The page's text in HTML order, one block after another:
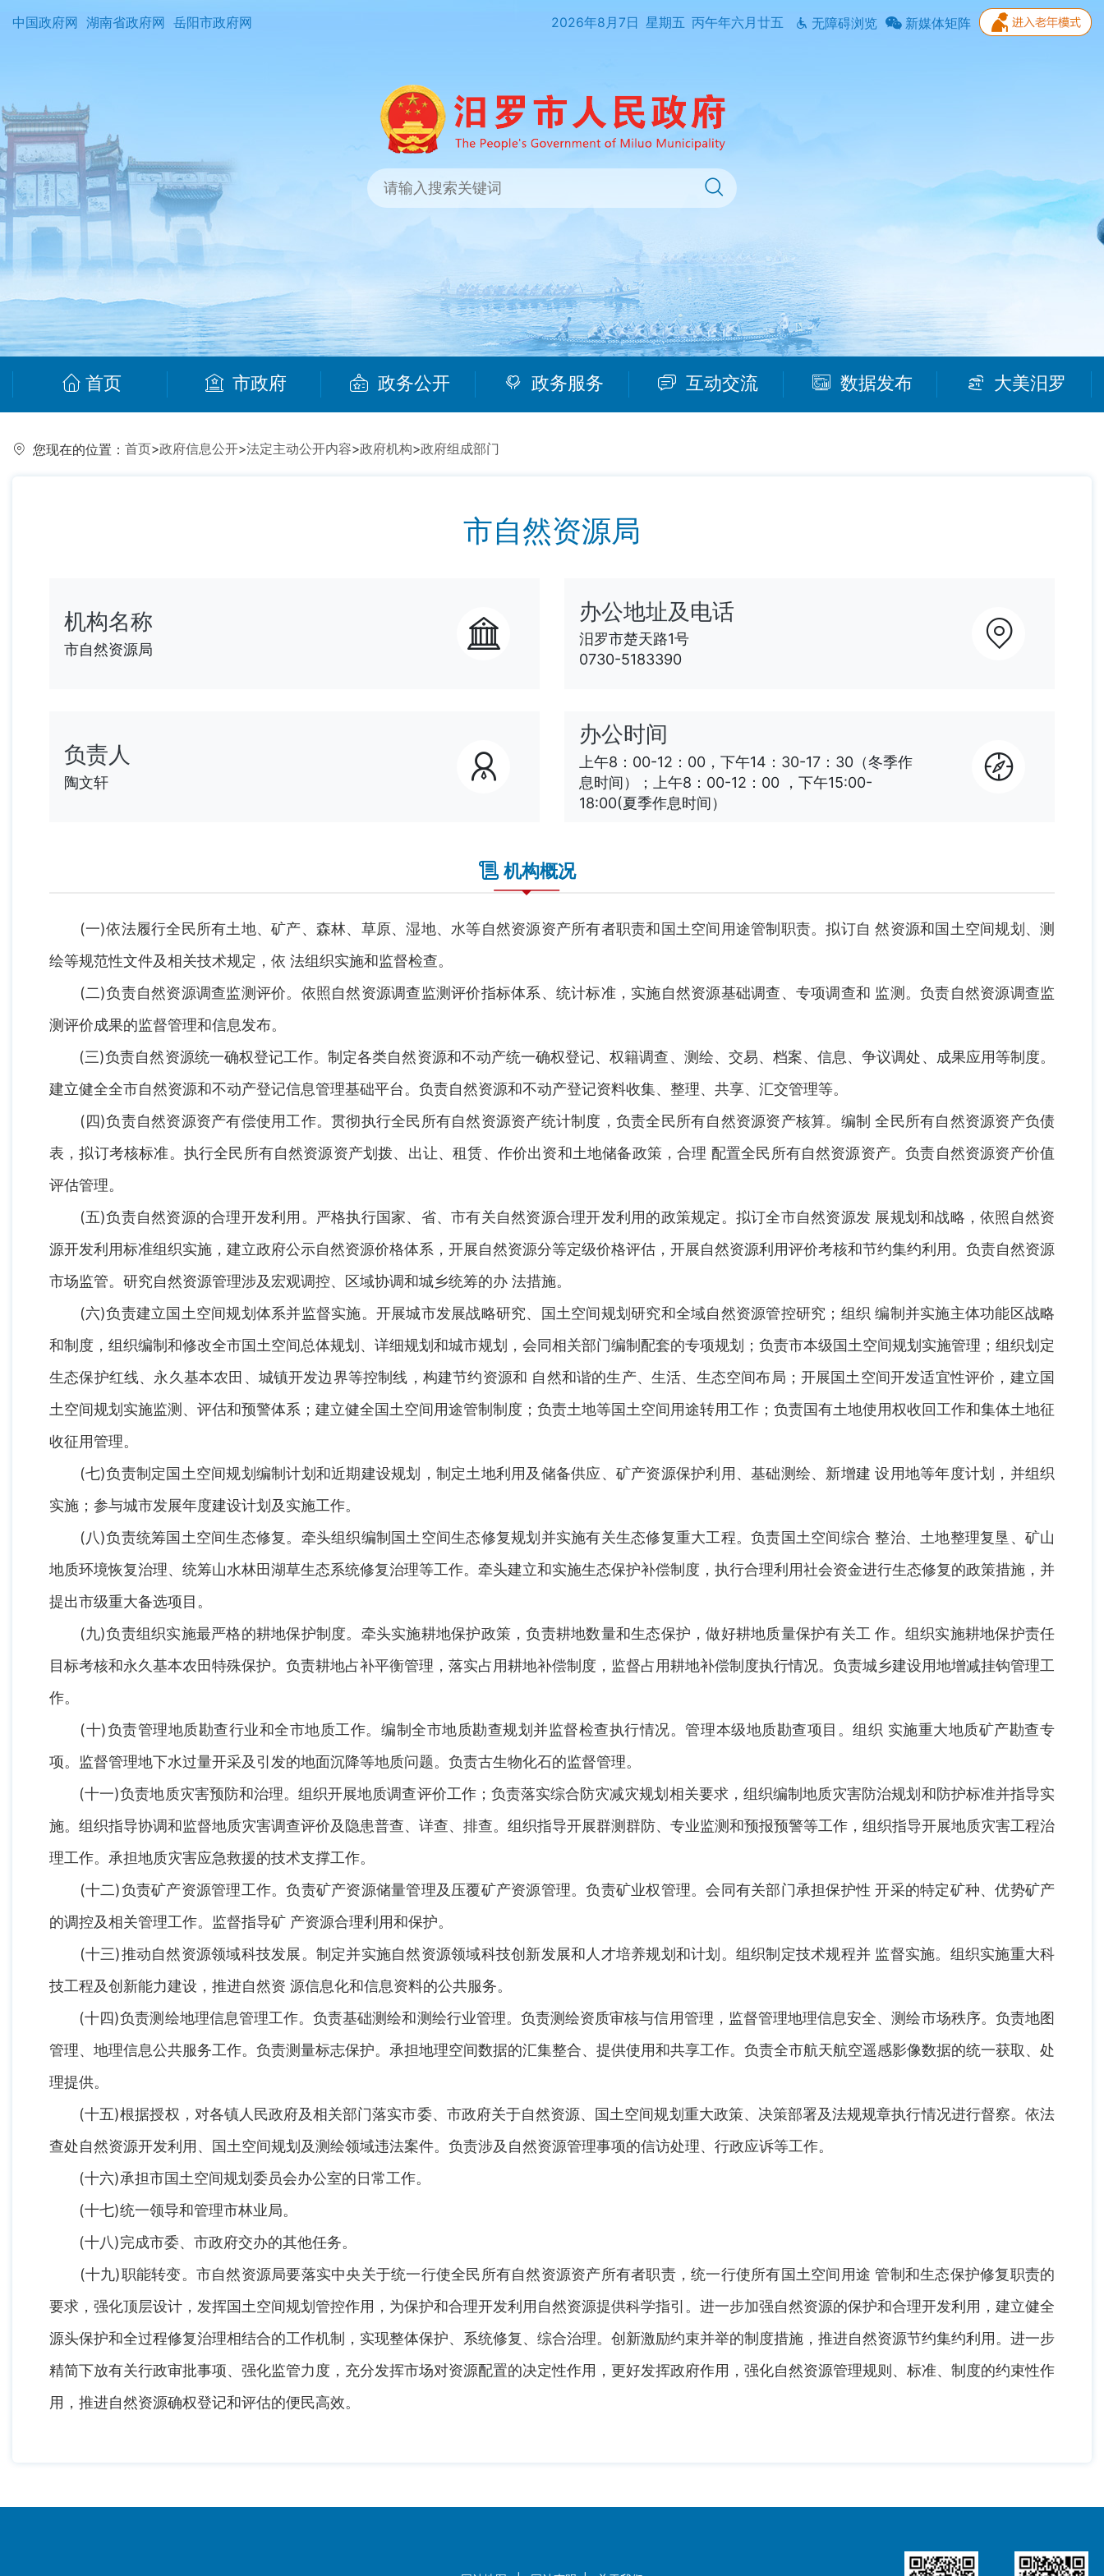
中国政府网 湖南省政府网 岳阳市政府网 2026年8月7日 星期五 丙午年六月廿五 无障碍浏览 新媒体矩阵
首页 市政府 政务公开 政务服务 互动交流 数据发布 大美汨罗
您现在的位置： 首页>政府信息公开>法定主动公开内容>政府机构>政府组成部门
市自然资源局
机构名称
市自然资源局
办公地址及电话
汨罗市楚天路1号
0730-5183390
负责人
陶文轩
办公时间
上午8：00-12：00，下午14：30-17：30（冬季作
息时间）；上午8：00-12：00 ，下午15:00-
18:00(夏季作息时间）
机构概况
(一)依法履行全民所有土地、矿产、森林、草原、湿地、水等自然资源资产所有者职责和国土空间用途管制职责。拟订自 然资源和国土空间规划、测
绘等规范性文件及相关技术规定，依 法组织实施和监督检查。
(二)负责自然资源调查监测评价。依照自然资源调查监测评价指标体系、统计标准，实施自然资源基础调查、专项调查和 监测。负责自然资源调查监
测评价成果的监督管理和信息发布。
(三)负责自然资源统一确权登记工作。制定各类自然资源和不动产统一确权登记、权籍调查、测绘、交易、档案、信息、争议调处、成果应用等制度。
建立健全全市自然资源和不动产登记信息管理基础平台。负责自然资源和不动产登记资料收集、整理、共享、汇交管理等。
(四)负责自然资源资产有偿使用工作。贯彻执行全民所有自然资源资产统计制度，负责全民所有自然资源资产核算。编制 全民所有自然资源资产负债
表，拟订考核标准。执行全民所有自然资源资产划拨、出让、租赁、作价出资和土地储备政策，合理 配置全民所有自然资源资产。负责自然资源资产价值
评估管理。
(五)负责自然资源的合理开发利用。严格执行国家、省、市有关自然资源合理开发利用的政策规定。拟订全市自然资源发 展规划和战略，依照自然资
源开发利用标准组织实施，建立政府公示自然资源价格体系，开展自然资源分等定级价格评估，开展自然资源利用评价考核和节约集约利用。负责自然资源
市场监管。研究自然资源管理涉及宏观调控、区域协调和城乡统筹的办 法措施。
(六)负责建立国土空间规划体系并监督实施。开展城市发展战略研究、国土空间规划研究和全域自然资源管控研究；组织 编制并实施主体功能区战略
和制度，组织编制和修改全市国土空间总体规划、详细规划和城市规划，会同相关部门编制配套的专项规划；负责市本级国土空间规划实施管理；组织划定
生态保护红线、永久基本农田、城镇开发边界等控制线，构建节约资源和 自然和谐的生产、生活、生态空间布局；开展国土空间开发适宜性评价，建立国
土空间规划实施监测、评估和预警体系；建立健全国土空间用途管制制度；负责土地等国土空间用途转用工作；负责国有土地使用权收回工作和集体土地征
收征用管理。
(七)负责制定国土空间规划编制计划和近期建设规划，制定土地利用及储备供应、矿产资源保护利用、基础测绘、新增建 设用地等年度计划，并组织
实施；参与城市发展年度建设计划及实施工作。
(八)负责统筹国土空间生态修复。牵头组织编制国土空间生态修复规划并实施有关生态修复重大工程。负责国土空间综合 整治、土地整理复垦、矿山
地质环境恢复治理、统筹山水林田湖草生态系统修复治理等工作。牵头建立和实施生态保护补偿制度，执行合理利用社会资金进行生态修复的政策措施，并
提出市级重大备选项目。
(九)负责组织实施最严格的耕地保护制度。牵头实施耕地保护政策，负责耕地数量和生态保护，做好耕地质量保护有关工 作。组织实施耕地保护责任
目标考核和永久基本农田特殊保护。负责耕地占补平衡管理，落实占用耕地补偿制度，监督占用耕地补偿制度执行情况。负责城乡建设用地增减挂钩管理工
作。
(十)负责管理地质勘查行业和全市地质工作。编制全市地质勘查规划并监督检查执行情况。管理本级地质勘查项目。组织 实施重大地质矿产勘查专
项。监督管理地下水过量开采及引发的地面沉降等地质问题。负责古生物化石的监督管理。
(十一)负责地质灾害预防和治理。组织开展地质调查评价工作；负责落实综合防灾减灾规划相关要求，组织编制地质灾害防治规划和防护标准并指导实
施。组织指导协调和监督地质灾害调查评价及隐患普查、详查、排查。组织指导开展群测群防、专业监测和预报预警等工作，组织指导开展地质灾害工程治
理工作。承担地质灾害应急救援的技术支撑工作。
(十二)负责矿产资源管理工作。负责矿产资源储量管理及压覆矿产资源管理。负责矿业权管理。会同有关部门承担保护性 开采的特定矿种、优势矿产
的调控及相关管理工作。监督指导矿 产资源合理利用和保护。
(十三)推动自然资源领域科技发展。制定并实施自然资源领域科技创新发展和人才培养规划和计划。组织制定技术规程并 监督实施。组织实施重大科
技工程及创新能力建设，推进自然资 源信息化和信息资料的公共服务。
(十四)负责测绘地理信息管理工作。负责基础测绘和测绘行业管理。负责测绘资质审核与信用管理，监督管理地理信息安全、测绘市场秩序。负责地图
管理、地理信息公共服务工作。负责测量标志保护。承担地理空间数据的汇集整合、提供使用和共享工作。负责全市航天航空遥感影像数据的统一获取、处
理提供。
(十五)根据授权，对各镇人民政府及相关部门落实市委、市政府关于自然资源、国土空间规划重大政策、决策部署及法规规章执行情况进行督察。依法
查处自然资源开发利用、国土空间规划及测绘领域违法案件。负责涉及自然资源管理事项的信访处理、行政应诉等工作。
(十六)承担市国土空间规划委员会办公室的日常工作。
(十七)统一领导和管理市林业局。
(十八)完成市委、市政府交办的其他任务。
(十九)职能转变。市自然资源局要落实中央关于统一行使全民所有自然资源资产所有者职责，统一行使所有国土空间用途 管制和生态保护修复职责的
要求，强化顶层设计，发挥国土空间规划管控作用，为保护和合理开发利用自然资源提供科学指引。进一步加强自然资源的保护和合理开发利用，建立健全
源头保护和全过程修复治理相结合的工作机制，实现整体保护、系统修复、综合治理。创新激励约束并举的制度措施，推进自然资源节约集约利用。进一步
精简下放有关行政审批事项、强化监管力度，充分发挥市场对资源配置的决定性作用，更好发挥政府作用，强化自然资源管理规则、标准、制度的约束性作
用，推进自然资源确权登记和评估的便民高效。